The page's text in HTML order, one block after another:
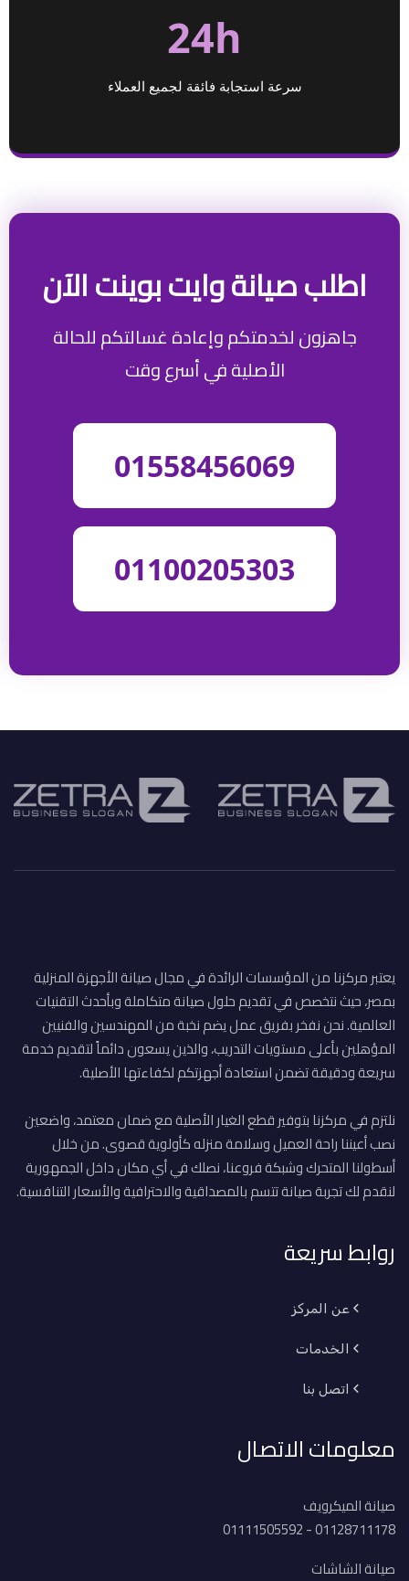
24h
سرعة استجابة فائقة لجميع العملاء
اطلب صيانة وايت بوينت الآن
جاهزون لخدمتكم وإعادة غسالتكم للحالة
الأصلية في أسرع وقت
01558456069
01100205303
يعتبر مركزنا من المؤسسات الرائدة في مجال صيانة الأجهزة المنزلية
بمصر، حيث نتخصص في تقديم حلول صيانة متكاملة وبأحدث التقنيات
العالمية. نحن نفخر بفريق عمل يضم نخبة من المهندسين والفنيين
المؤهلين بأعلى مستويات التدريب، والذين يسعون دائماً لتقديم خدمة
سريعة ودقيقة تضمن استعادة أجهزتكم لكفاءتها الأصلية.
نلتزم في مركزنا بتوفير قطع الغيار الأصلية مع ضمان معتمد، واضعين
نصب أعيننا راحة العميل وسلامة منزله كأولوية قصوى. من خلال
أسطولنا المتحرك وشبكة فروعنا، نصلك في أي مكان داخل الجمهورية
لنقدم لك تجربة صيانة تتسم بالمصداقية والاحترافية والأسعار التنافسية.
روابط سريعة
عن المركز
الخدمات
اتصل بنا
معلومات الاتصال
صيانة الميكرويف
01128711178 - 01111505592
صيانة الشاشات